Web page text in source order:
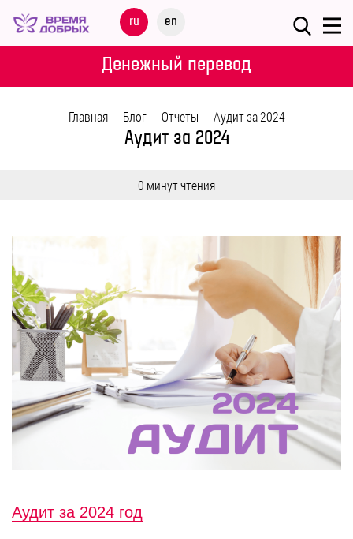
ru en
Меню
ПАРТНЕРАМ
МЕРОПРИЯТИЯ
ПОМОЩЬ
БЛОГ
Денежный перевод
Главная - Блог - Отчеты - Аудит за 2024
Аудит за 2024
0 минут чтения
Аудит за 2024 год